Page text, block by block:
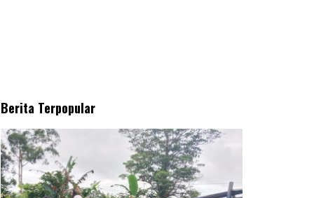
Berita Terpopular